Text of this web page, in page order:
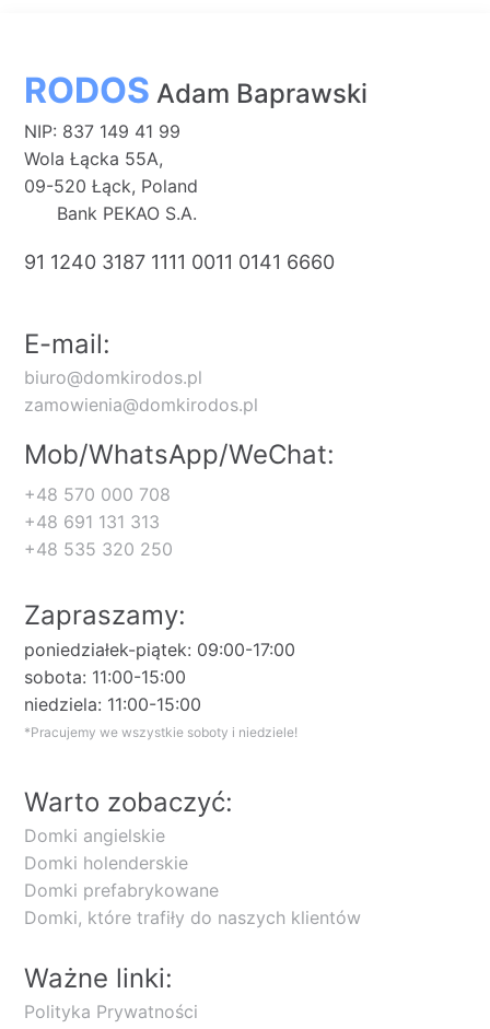
RODOS Adam Baprawski
NIP: 837 149 41 99
Wola Łącka 55A,
09-520 Łąck, Poland
Bank PEKAO S.A.
91 1240 3187 1111 0011 0141 6660
E-mail:
biuro@domkirodos.pl
zamowienia@domkirodos.pl
Mob/WhatsApp/WeChat:
+48 570 000 708
+48 691 131 313
+48 535 320 250
Zapraszamy:
poniedziałek-piątek: 09:00-17:00
sobota: 11:00-15:00
niedziela: 11:00-15:00
*Pracujemy we wszystkie soboty i niedziele!
Warto zobaczyć:
Domki angielskie
Domki holenderskie
Domki prefabrykowane
Domki, które trafiły do naszych klientów
Ważne linki:
Polityka Prywatności